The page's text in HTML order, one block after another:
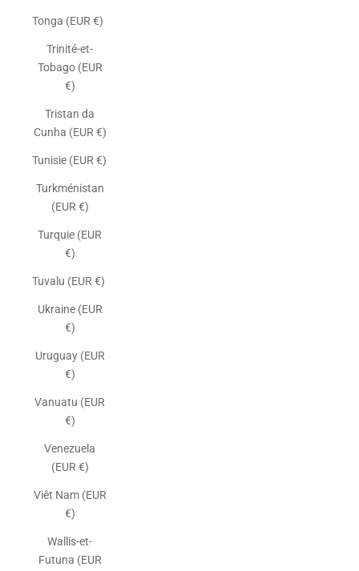
Tonga (EUR €)
Trinité-et-
Tobago (EUR
€)
Tristan da
Cunha (EUR €)
Tunisie (EUR €)
Turkménistan
(EUR €)
Turquie (EUR
€)
Tuvalu (EUR €)
Ukraine (EUR
€)
Uruguay (EUR
€)
Vanuatu (EUR
€)
Venezuela
(EUR €)
Viêt Nam (EUR
€)
Wallis-et-
Futuna (EUR